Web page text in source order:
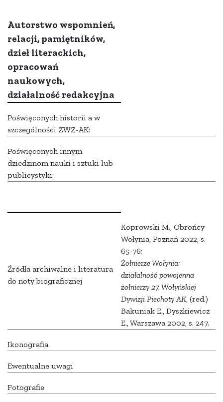
Autorstwo wspomnień,
relacji, pamiętników,
dzieł literackich,
opracowań
naukowych,
działalność redakcyjna
Poświęconych historii a w
szczególności ZWZ-AK:
Poświęconych innym
dziedzinom nauki i sztuki lub
publicystyki:
Źródła archiwalne i literatura
do noty biograficznej
Koprowski M., Obrońcy
Wołynia, Poznań 2022, s.
65-76;
Żołnierze Wołynia:
działalność powojenna
żołnierzy 27. Wołyńskiej
Dywizji Piechoty AK, (red.)
Bakuniak E., Dyszkiewicz
E., Warszawa 2002, s. 247.
Ikonografia
Ewentualne uwagi
Fotografie